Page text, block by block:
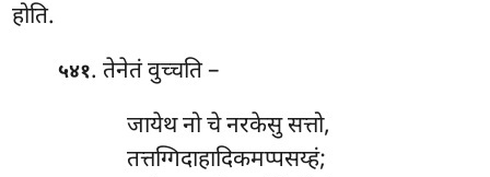
होति.
५४१. तेनेतं वुच्चति –
जायेथ नो चे नरकेसु सत्तो,
तत्तग्गिदाहादिकमप्पसय्हं;